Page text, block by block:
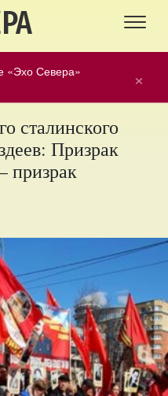
×
«Эхо Севера»
сталинского
Призрак
призрак